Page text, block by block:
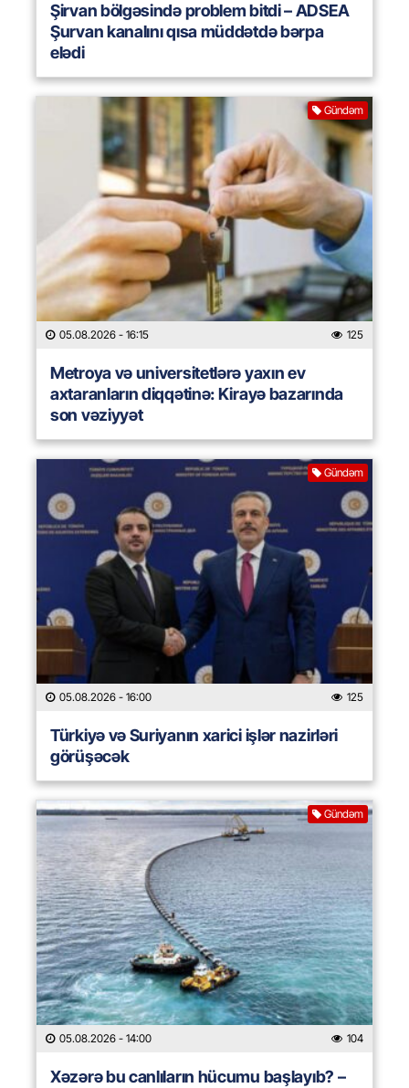
Şirvan bölgəsində problem bitdi – ADSEA
Şurvan kanalını qısa müddətdə bərpa
elədi
Gündəm
05.08.2026 - 16:15 125
Metroya və universitetlərə yaxın ev
axtaranların diqqətinə: Kirayə bazarında
son vəziyyət
Gündəm
05.08.2026 - 16:00 125
Türkiyə və Suriyanın xarici işlər nazirləri
görüşəcək
Gündəm
05.08.2026 - 14:00 104
Xəzərə bu canlıların hücumu başlayıb? –